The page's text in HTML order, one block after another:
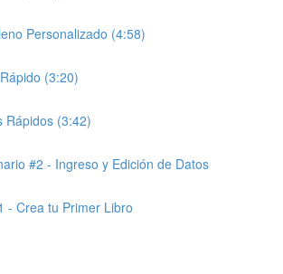
Personalizado (4:58)
(3:20)
Rápidos (3:42)
#2 - Ingreso y Edición de Datos
- Crea tu Primer Libro